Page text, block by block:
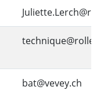
technique@rolle.ch
bat@vevey.ch